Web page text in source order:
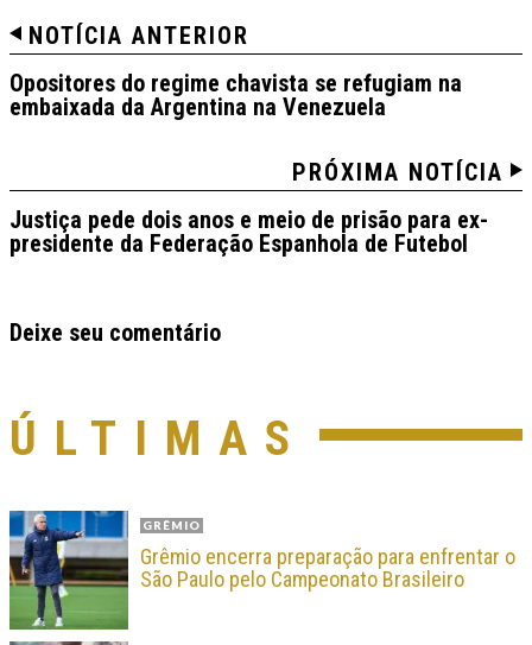
NOTÍCIA ANTERIOR
Opositores do regime chavista se refugiam na
embaixada da Argentina na Venezuela
PRÓXIMA NOTÍCIA
Justiça pede dois anos e meio de prisão para ex-
presidente da Federação Espanhola de Futebol
Deixe seu comentário
ÚLTIMAS
GRÊMIO
Grêmio encerra preparação para enfrentar o
São Paulo pelo Campeonato Brasileiro